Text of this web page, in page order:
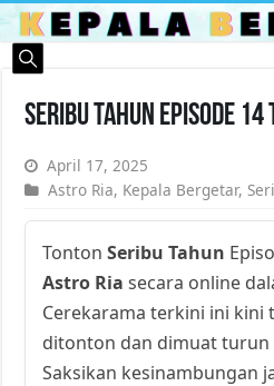
Seribu Tahun Episode
April 17, 2025
Astro Ria, Kepala Bergetar,
TontonSeribu Tahun
Astro Ria secara online
Cerekarama terkini ini kini
ditonton dan dimuat turun
Saksikan kesinambungan